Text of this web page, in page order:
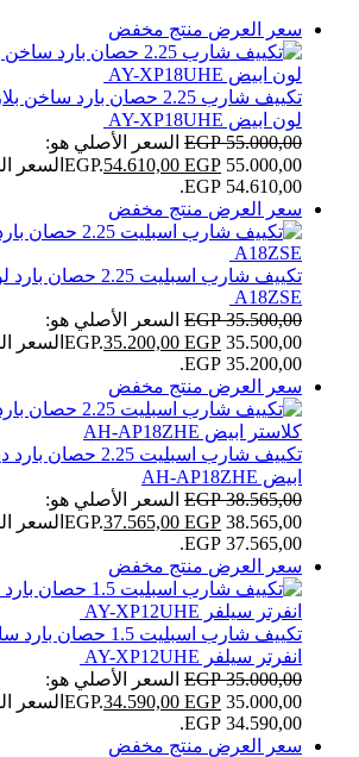
سعر العرض منتج مخفض
تكييف شارب 2.25 حصان بارد
لون ابيض AY-XP18UHE
55.000,00
EGP السعر الأصلي هو:
55.000,00 EGP.
54.610,00 EGP
السعر
54.610,00 EGP.
سعر العرض منتج مخفض
A18ZSE
35.500,00
EGP السعر الأصلي هو:
35.500,00 EGP.
35.200,00 EGP
السعر
35.200,00 EGP.
سعر العرض منتج مخفض
تكييف شارب اسبليت
ابيض AH-AP18ZHE
38.565,00
EGP السعر الأصلي هو:
38.565,00 EGP.
37.565,00 EGP
السعر
37.565,00 EGP.
سعر العرض منتج مخفض
تكييف شارب اسبليت 1.5
انفرتر سيلفر AY-XP12UHE
35.000,00
EGP السعر الأصلي هو:
35.000,00 EGP.
34.590,00 EGP
السعر
34.590,00 EGP.
سعر العرض منتج مخفض